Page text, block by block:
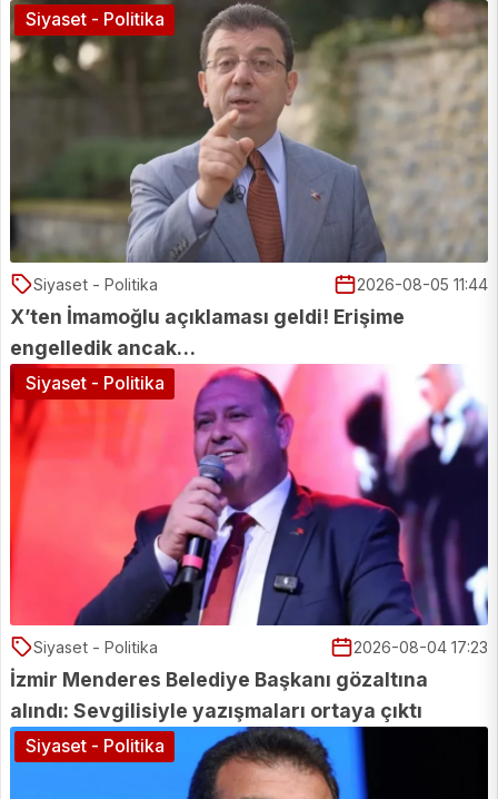
Siyaset - Politika 2026-08-05 11:44
X’ten İmamoğlu açıklaması geldi! Erişime
engelledik ancak…
Siyaset - Politika
Siyaset - Politika 2026-08-04 17:23
İzmir Menderes Belediye Başkanı gözaltına
alındı: Sevgilisiyle yazışmaları ortaya çıktı
Siyaset - Politika
Siyaset - Politika